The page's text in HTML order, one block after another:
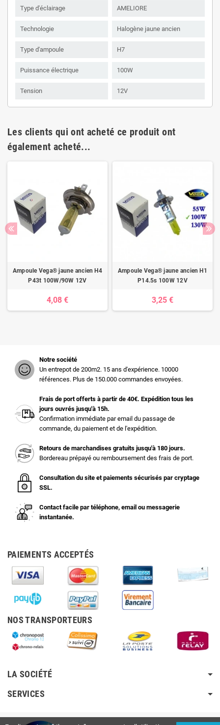
Type d'éclairage AMELIORE
Technologie Halogène jaune ancien
Type d'ampoule H7
Puissance électrique 100W
Tension 12V
Les clients qui ont acheté ce produit ont
également acheté...
Ampoule Vega® jaune ancien H4
P43t 100W/90W 12V
4,08 €
Ampoule Vega® jaune ancien H1
P14.5s 100W 12V
3,25 €
Notre société
Un entrepot de 200m2. 15 ans d'expérience. 10000
références. Plus de 150.000 commandes envoyées.
Frais de port offerts à partir de 40€. Expédition tous les
jours ouvrés jusqu'à 15h.
Confirmation immédiate par email du passage de
commande, du paiement et de l'expédition.
Retours de marchandises gratuits jusqu'à 180 jours.
Bordereau prépayé ou remboursement des frais de port.
Consultation du site et paiements sécurisés par cryptage
SSL.
Contact facile par téléphone, email ou messagerie
instantanée.
PAIEMENTS ACCEPTÉS
NOS TRANSPORTEURS
LA SOCIÉTÉ
SERVICES